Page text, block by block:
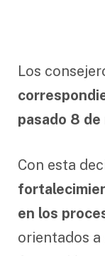
Los
pasado 8 de
Con esta
en los
orientados